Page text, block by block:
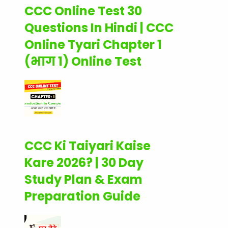
CCC Online Test 30
Questions In Hindi | CCC
Online Tyari Chapter 1
(भाग 1) Online Test
CCC Ki Taiyari Kaise
Kare 2026? | 30 Day
Study Plan & Exam
Preparation Guide